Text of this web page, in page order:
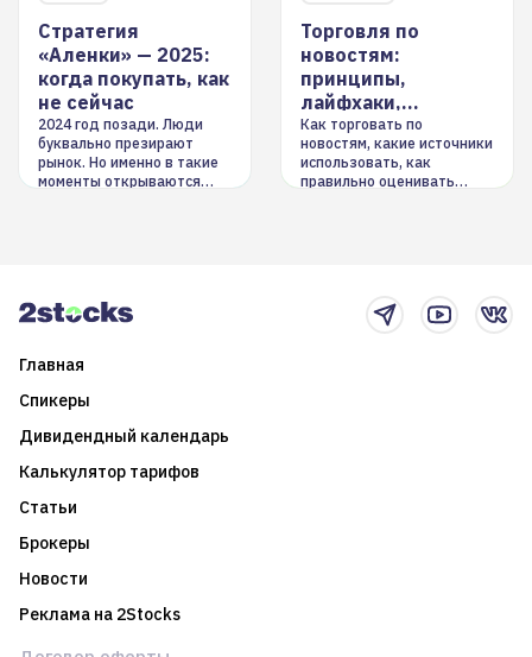
Стратегия
«Аленки» — 2025:
когда покупать, как
не сейчас
2024 год позади. Люди
буквально презирают
рынок. Но именно в такие
моменты открываются
Торговля по
новостям:
принципы,
лайфхаки,
инструменты
Как торговать по
новостям, какие источники
использовать, как
правильно оценивать
Главная
Спикеры
Дивидендный календарь
Калькулятор тарифов
Статьи
Брокеры
Новости
Реклама на 2Stocks